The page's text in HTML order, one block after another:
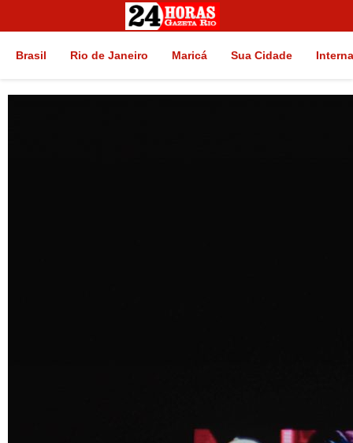
Brasil Rio de Janeiro Maricá Sua Cidade